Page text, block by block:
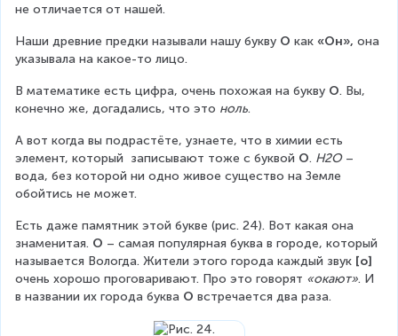
не отличается от нашей.
Наши древние предки называли нашу букву О как «Он», она
указывала на какое-то лицо.
В математике есть цифра, очень похожая на букву О. Вы,
конечно же, догадались, что это ноль.
А вот когда вы подрастёте, узнаете, что в химии есть
элемент, который  записывают тоже с буквой О. Н2О –
вода, без которой ни одно живое существо на Земле
обойтись не может.
Есть даже памятник этой букве (рис. 24). Вот какая она
знаменитая. О – самая популярная буква в городе, который
называется Вологда. Жители этого города каждый звук [о]
очень хорошо проговаривают. Про это говорят «окают». И
в названии их города буква О встречается два раза.